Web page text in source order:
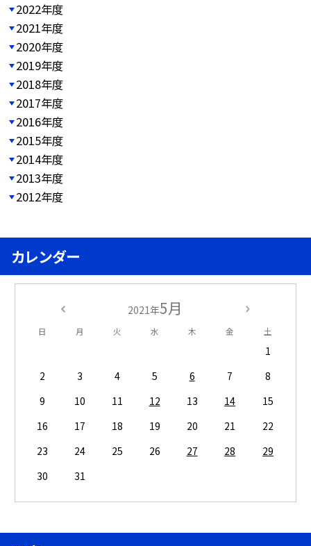
2022年度
2021年度
2020年度
2019年度
2018年度
2017年度
2016年度
2015年度
2014年度
2013年度
2012年度
カレンダー
2021年5月
日 月 火 水 木 金 土
1
2
3 4 5 6 7
8
9
10 11 12 13 14
15
16
17 18 19 20 21
22
23
24 25 26 27 28
29
30
31